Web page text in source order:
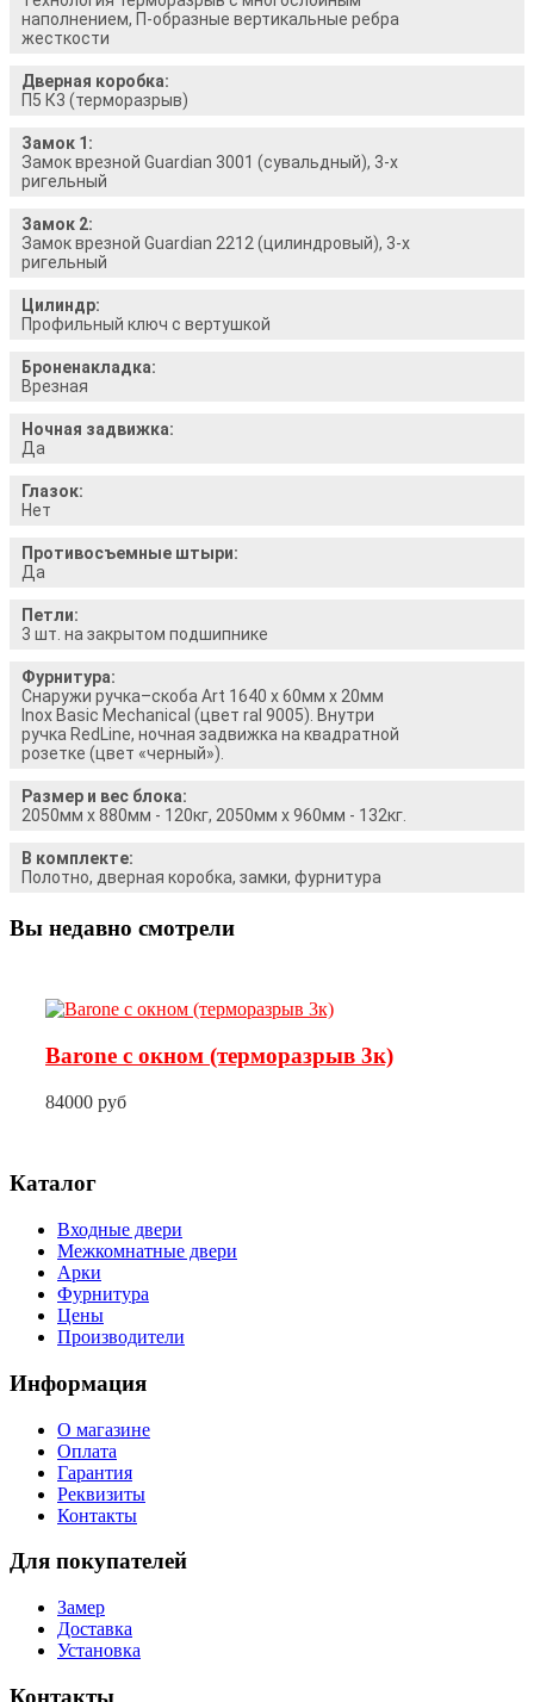
наполнением, П-образные вертикальные ребра
жесткости
Дверная коробка:
П5 К3 (терморазрыв)
Замок 1:
Замок врезной Guardian 3001 (сувальдный), 3-х
ригельный
Замок 2:
Замок врезной Guardian 2212 (цилиндровый), 3-х
ригельный
Цилиндр:
Профильный ключ с вертушкой
Броненакладка:
Врезная
Ночная задвижка:
Да
Глазок:
Нет
Противосъемные штыри:
Да
Петли:
3 шт. на закрытом подшипнике
Фурнитура:
Снаружи ручка–скоба Art 1640 х 60мм х 20мм
Inox Basic Mechanical (цвет ral 9005). Внутри
ручка RedLine, ночная задвижка на квадратной
розетке (цвет «черный»).
Размер и вес блока:
2050мм х 880мм - 120кг, 2050мм х 960мм - 132кг.
В комплекте:
Полотно, дверная коробка, замки, фурнитура
Вы недавно смотрели
Barone с окном (терморазрыв 3к)
84000 руб
Каталог
Входные двери
Межкомнатные двери
Арки
Фурнитура
Цены
Производители
Информация
О магазине
Оплата
Гарантия
Реквизиты
Контакты
Для покупателей
Замер
Доставка
Установка
Контакты